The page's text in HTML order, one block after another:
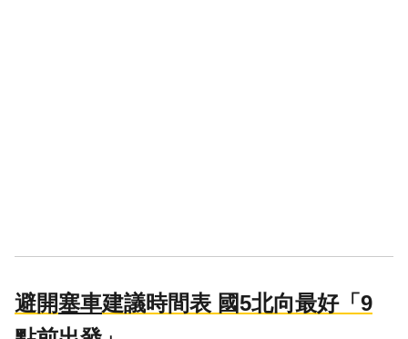
避開塞車建議時間表 國5北向最好「9